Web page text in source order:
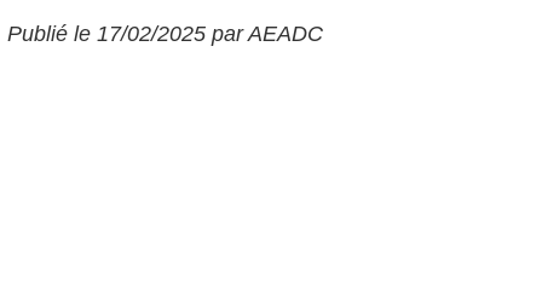
Publié le 17/02/2025 par AEADC